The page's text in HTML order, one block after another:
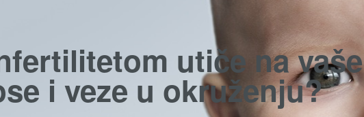
utiče na vaše
i veze u okruženju?